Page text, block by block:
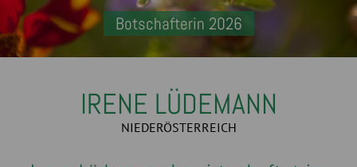
Botschafterin 2026
IRENE LÜDEMANN
NIEDERÖSTERREICH